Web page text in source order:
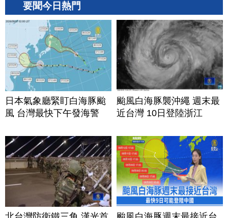
要聞今日熱門
日本氣象廳緊盯白海豚颱
風 台灣最快下午發海警
颱風白海豚襲沖繩 週末最
近台灣 10日登陸浙江